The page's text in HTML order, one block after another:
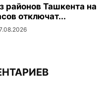
районов Ташкента на
отключат...